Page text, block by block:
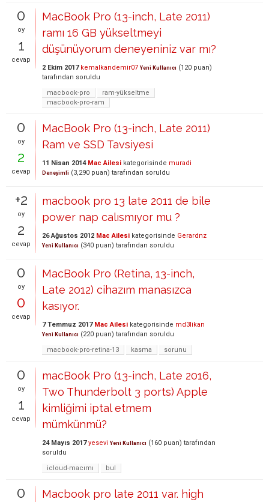
0
oy
1
cevap
MacBook Pro (13-inch, Late 2011)
ramı 16 GB yükseltmeyi
düşünüyorum deneyeniniz var mı?
2 Ekim 2017 kemalkandemir07 Yeni Kullanıcı (120 puan)
tarafından soruldu
macbook-pro
ram-yükseltme
macbook-pro-ram
0
oy
2
cevap
MacBook Pro (13-inch, Late 2011)
Ram ve SSD Tavsiyesi
11 Nisan 2014 Mac Ailesi kategorisinde muradi
Deneyimli (3,290 puan) tarafından soruldu
+2
oy
2
cevap
macbook pro 13 late 2011 de bile
power nap calısmıyor mu ?
26 Ağustos 2012 Mac Ailesi kategorisinde Gerardnz
Yeni Kullanıcı (340 puan) tarafından soruldu
0
oy
0
cevap
MacBook Pro (Retina, 13-inch,
Late 2012) cihazım manasızca
kasıyor.
7 Temmuz 2017 Mac Ailesi kategorisinde md3likan
Yeni Kullanıcı (220 puan) tarafından soruldu
macbook-pro-retina-13
kasma sorunu
0
oy
1
cevap
macBook Pro (13-inch, Late 2016,
Two Thunderbolt 3 ports) Apple
kimliğimi iptal etmem
mümkünmü?
24 Mayıs 2017 yesevi Yeni Kullanıcı (160 puan) tarafından
soruldu
icloud-macımı
bul
0
Macbook pro late 2011 var. high